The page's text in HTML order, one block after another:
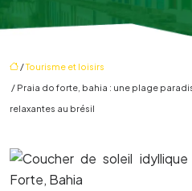
/Tourisme et loisirs
/ Praia do forte, bahia : une plage
relaxantes au brésil